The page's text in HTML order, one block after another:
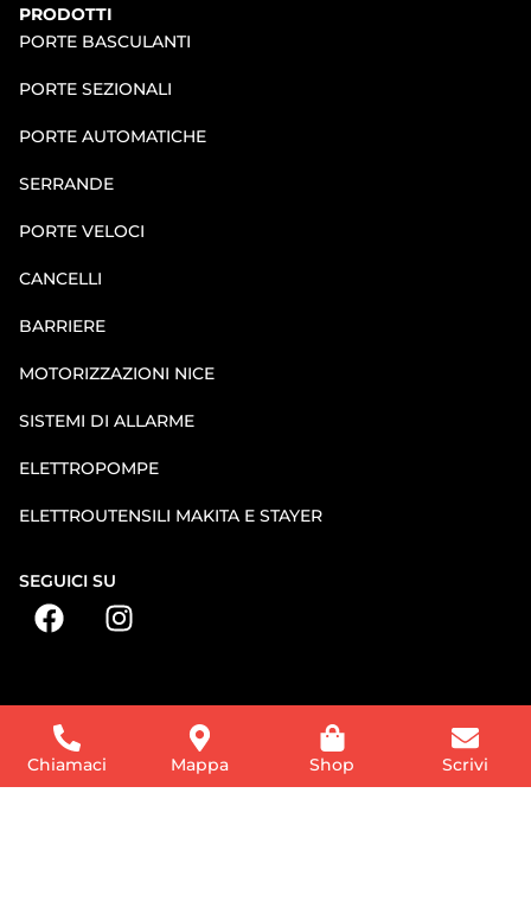
PRODOTTI
PORTE BASCULANTI
PORTE SEZIONALI
PORTE AUTOMATICHE
SERRANDE
PORTE VELOCI
CANCELLI
BARRIERE
MOTORIZZAZIONI NICE
SISTEMI DI ALLARME
ELETTROPOMPE
ELETTROUTENSILI MAKITA E STAYER
SEGUICI SU
Chiamaci Mappa Shop Scrivi